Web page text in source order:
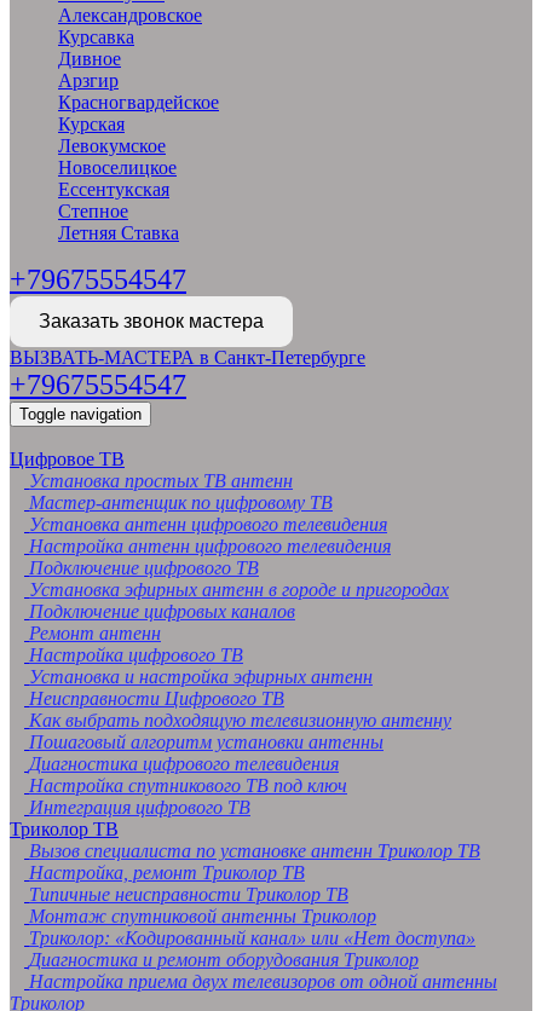
Александровское
Курсавка
Дивное
Арзгир
Красногвардейское
Курская
Левокумское
Новоселицкое
Ессентукская
Степное
Летняя Ставка
+79675554547
Заказать звонок мастера
ВЫЗВАТЬ-МАСТЕРА в Санкт-Петербурге
+79675554547
Toggle navigation
Цифровое ТВ
Установка простых ТВ антенн
Мастер-антенщик по цифровому ТВ
Установка антенн цифрового телевидения
Настройка антенн цифрового телевидения
Подключение цифрового ТВ
Установка эфирных антенн в городе и пригородах
Подключение цифровых каналов
Ремонт антенн
Настройка цифрового ТВ
Установка и настройка эфирных антенн
Неисправности Цифрового ТВ
Как выбрать подходящую телевизионную антенну
Пошаговый алгоритм установки антенны
Диагностика цифрового телевидения
Настройка спутникового ТВ под ключ
Интеграция цифрового ТВ
Триколор ТВ
Вызов специалиста по установке антенн Триколор ТВ
Настройка, ремонт Триколор ТВ
Типичные неисправности Триколор ТВ
Монтаж спутниковой антенны Триколор
Триколор: «Кодированный канал» или «Нет доступа»
Диагностика и ремонт оборудования Триколор
Настройка приема двух телевизоров от одной антенны
Триколор